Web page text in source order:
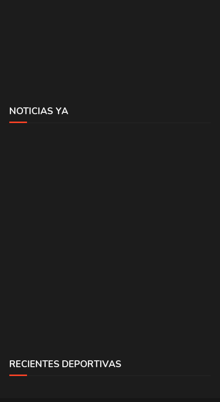
NOTICIAS YA
RECIENTES DEPORTIVAS